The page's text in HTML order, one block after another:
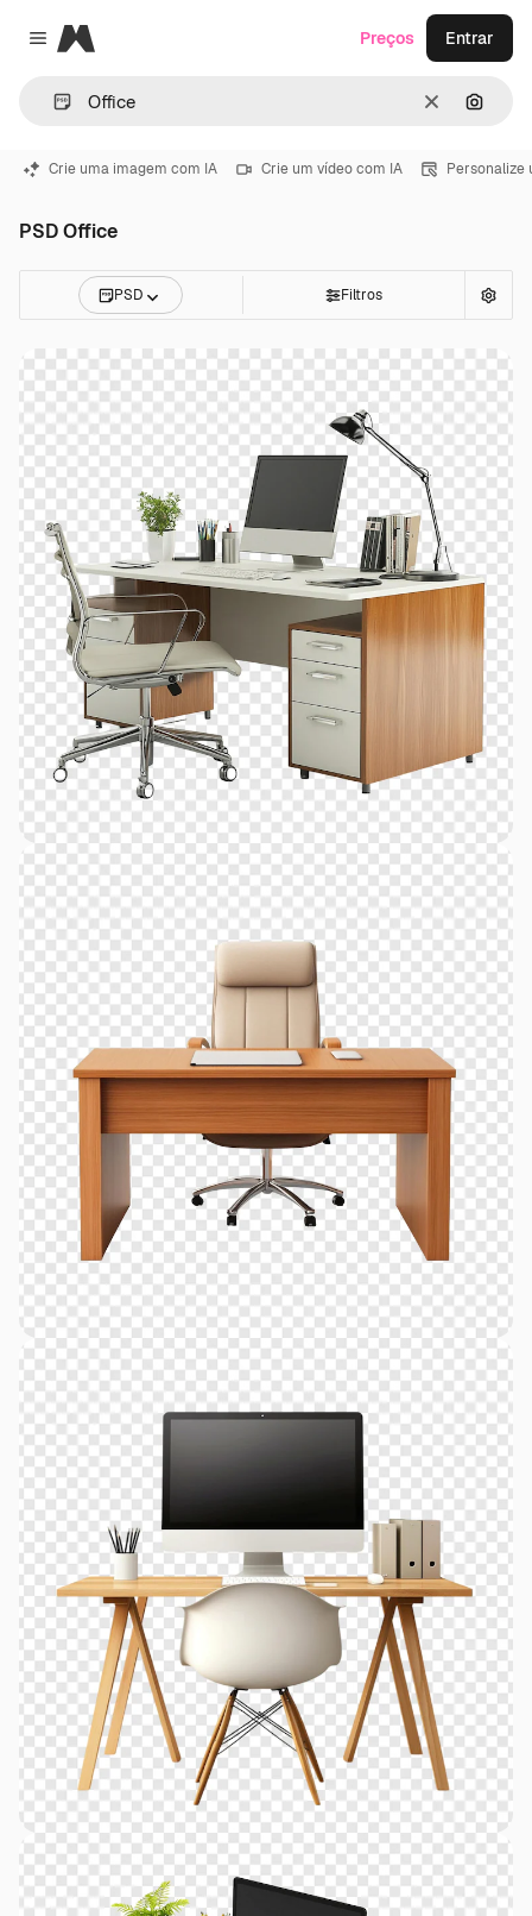
Close menu
Magnific
Limpar
Preços Entrar
Crie uma imagem com IA Crie um vídeo com IA Personalize
PSD Office
PSD Filtros